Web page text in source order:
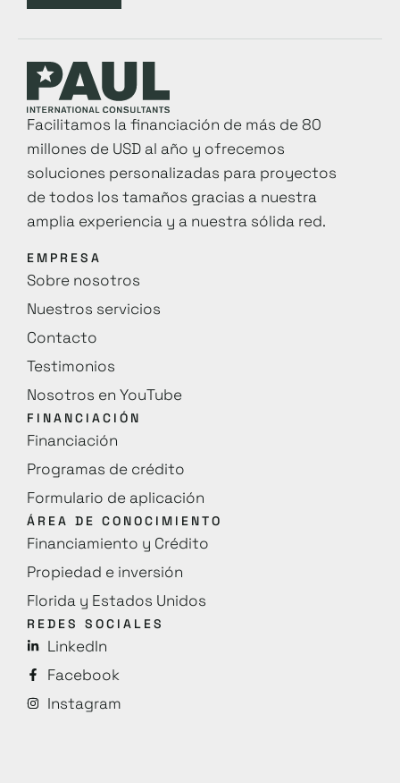
Facilitamos la financiación de más de 80
millones de USD al año y ofrecemos
soluciones personalizadas para proyectos
de todos los tamaños gracias a nuestra
amplia experiencia y a nuestra sólida red.
EMPRESA
Sobre nosotros
Nuestros servicios
Contacto
Testimonios
Nosotros en YouTube
FINANCIACIÓN
Financiación
Programas de crédito
Formulario de aplicación
ÁREA DE CONOCIMIENTO
Financiamiento y Crédito
Propiedad e inversión
Florida y Estados Unidos
REDES SOCIALES
LinkedIn
Facebook
Instagram